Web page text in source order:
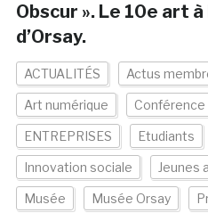
Obscur ». Le 10e art
d’Orsay.
ACTUALITÉS Actus
Art numérique Conférence
ENTREPRISES Etudiants
Innovation sociale Jeunes
Musée Musée Orsay